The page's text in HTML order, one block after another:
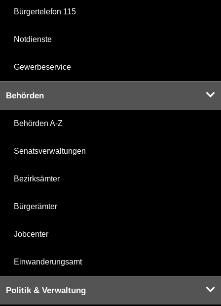
Bürgertelefon 115
Notdienste
Gewerbeservice
Behörden
Behörden A-Z
Senatsverwaltungen
Bezirksämter
Bürgerämter
Jobcenter
Einwanderungsamt
Politik & Verwaltung